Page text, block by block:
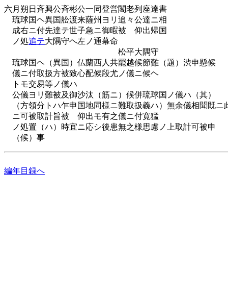
六月朔日斉興公斉彬公一同登営閣老列座達書
琉球国ヘ異国舩渡来薩州ヨリ追々公達ニ相
成右ニ付先達テ世子急ニ御暇被 仰出帰国
ノ処追テ大隅守ヘ左ノ通幕命
松平大隅守
琉球国ヘ（異国）仏蘭西人共罷越候節難（題）渋申懸候
儀ニ付取扱方被致心配候段尤ノ儀ニ候ヘ
トモ交易等ノ儀ハ
公儀ヨリ難被及御沙汰（筋ニ）候併琉球国ノ儀ハ（其）
（方領分トハ乍申国地同様ニ難取扱義ハ）無余儀相聞既ニ
ニ可被取計旨被 仰出モ有之儀ニ付寛猛
ノ処置（ハ）時宜ニ応シ後患無之様思慮ノ上取計可被申
（候）事
編年目録へ